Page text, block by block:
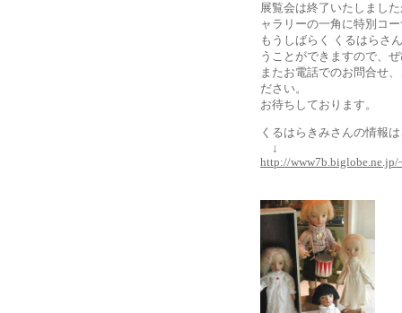
展覧会は終了いたしまし
ャラリーの一角に特別コ
もうしばらく くるはらさ
うことができますので、
またお電話でのお問合せ
ださい。
お待ちしております。
くるはらきみさんの情報
↓
http://